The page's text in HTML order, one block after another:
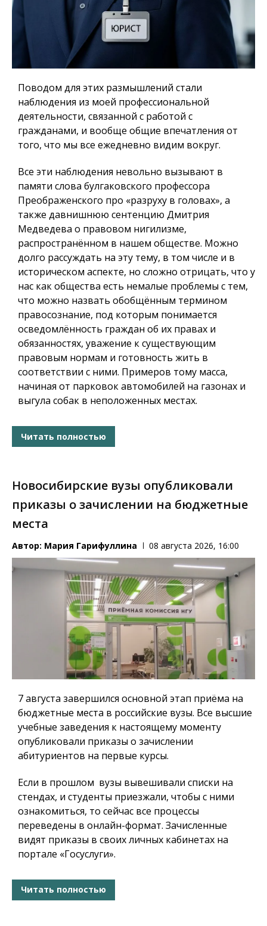
Поводом для этих размышлений стали
наблюдения из моей профессиональной
деятельности, связанной с работой с
гражданами, и вообще общие впечатления от
того, что мы все ежедневно видим вокруг.
Все эти наблюдения невольно вызывают в
памяти слова булгаковского профессора
Преображенского про «разруху в головах», а
также давнишнюю сентенцию Дмитрия
Медведева о правовом нигилизме,
распространённом в нашем обществе. Можно
долго рассуждать на эту тему, в том числе и в
историческом аспекте, но сложно отрицать, что у
нас как общества есть немалые проблемы с тем,
что можно назвать обобщённым термином
правосознание, под которым понимается
осведомлённость граждан об их правах и
обязанностях, уважение к существующим
правовым нормам и готовность жить в
соответствии с ними. Примеров тому масса,
начиная от парковок автомобилей на газонах и
выгула собак в неположенных местах.
Читать полностью
Новосибирские вузы опубликовали
приказы о зачислении на бюджетные
места
Автор: Мария Гарифуллина 08 августа 2026, 16:00
7 августа завершился основной этап приёма на
бюджетные места в российские вузы. Все высшие
учебные заведения к настоящему моменту
опубликовали приказы о зачислении
абитуриентов на первые курсы.
Если в прошлом вузы вывешивали списки на
стендах, и студенты приезжали, чтобы с ними
ознакомиться, то сейчас все процессы
переведены в онлайн-формат. Зачисленные
видят приказы в своих личных кабинетах на
портале «Госуслуги».
Читать полностью